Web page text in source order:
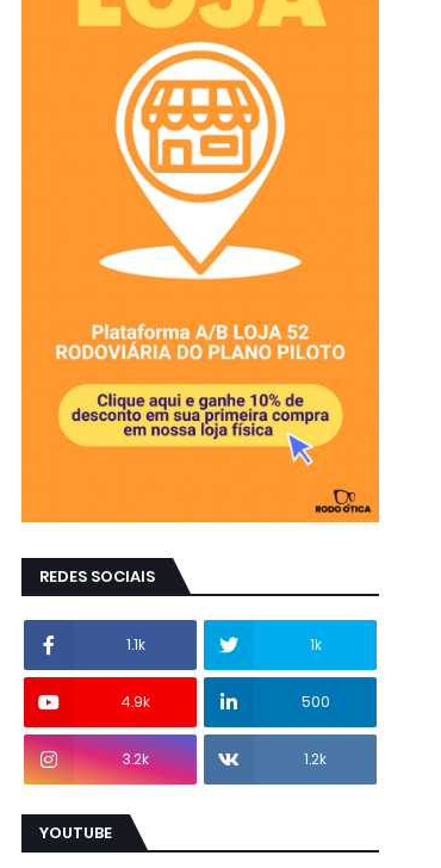
REDES SOCIAIS
1.1k 1k
4.9k 500
3.2k 1.2k
YOUTUBE